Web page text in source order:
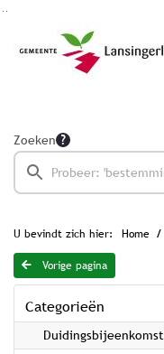
Zoeken
U bevindt zich hier: Home
Vorige pagina
Categorieën
Duidingsbijeenkomst